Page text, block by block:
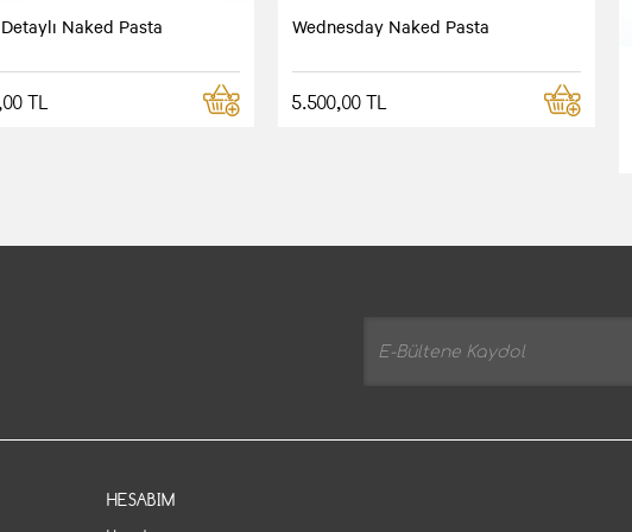
Naked Pasta
TL
Wednesday Naked Pasta
5.500,00 TL
HESABIM